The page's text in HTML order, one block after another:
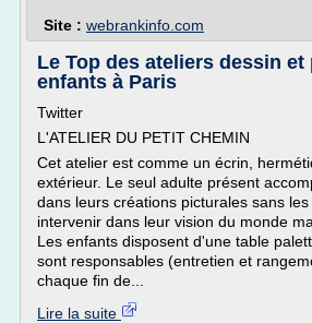
Site : webrankinfo.com
Le Top des ateliers dessin
enfants à Paris
Twitter
L'ATELIER DU PETIT CHEMIN
Cet atelier est comme un écrin,
extérieur. Le seul adulte présent
dans leurs créations picturales sans
intervenir dans leur vision du monde
Les enfants disposent d'une table
sont responsables (entretien et
chaque fin de...
Lire la suite